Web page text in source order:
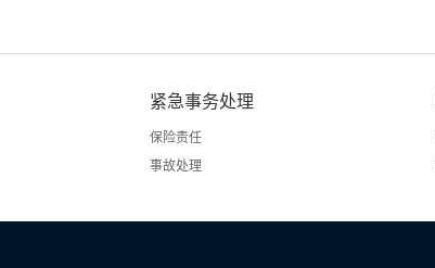
紧急事务处理
保险责任
事故处理